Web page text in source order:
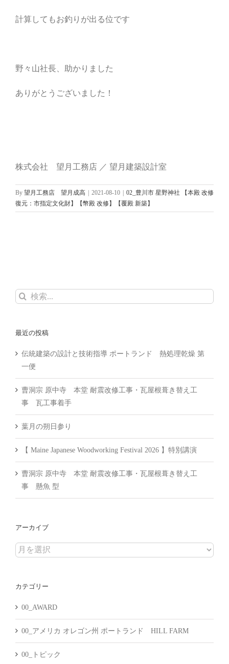
計算してもお釣りが出る位です
野々山社長、助かりました
ありがとうございました！
株式会社 望月工務店 ／ 望月建築設計室
By 望月工務店 望月成高 2021-08-10
02_豊川市 星野神社 【本殿 改修
復元：市指定文化財】【幣殿 改修】【覆殿 新築】
検
最近の投稿
伝統建築の設計と技術指導 ポートランド 熱処理乾燥 第
一便
曹洞宗 原中寺 本堂 耐震改修工事・瓦屋根葺き替え工
事 瓦工事着手
葉月の朔日参り
【 Maine Japanese Woodworking Festival 2026 】特別講演
曹洞宗 原中寺 本堂 耐震改修工事・瓦屋根葺き替え工
事 懸魚 型
アーカイブ
ア
イ
カテゴリー
00_AWARD
00_アメリカ オレゴン州 ポートランド HILL FARM
00_トピック